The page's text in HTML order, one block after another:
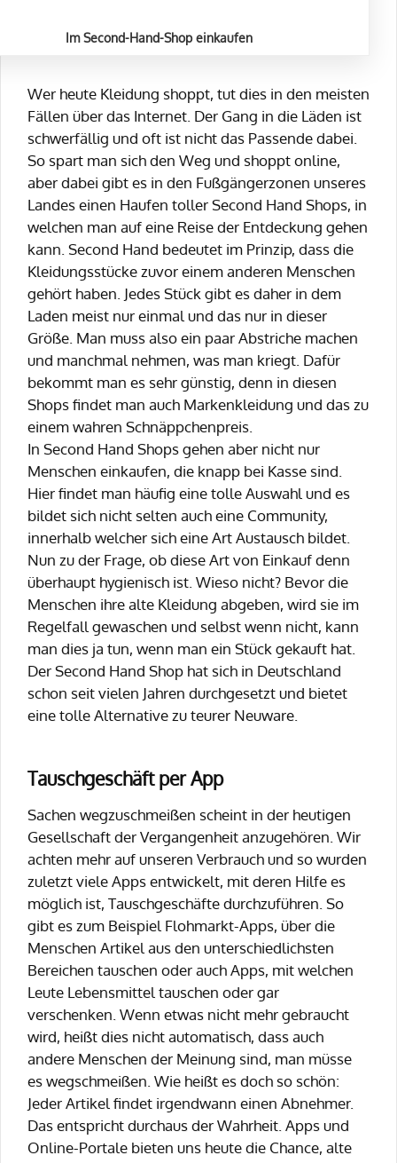
Im Second-Hand-Shop einkaufen
Wer heute Kleidung shoppt, tut dies in den meisten
Fällen über das Internet. Der Gang in die Läden ist
schwerfällig und oft ist nicht das Passende dabei.
So spart man sich den Weg und shoppt online,
aber dabei gibt es in den Fußgängerzonen unseres
Landes einen Haufen toller Second Hand Shops, in
welchen man auf eine Reise der Entdeckung gehen
kann. Second Hand bedeutet im Prinzip, dass die
Kleidungsstücke zuvor einem anderen Menschen
gehört haben. Jedes Stück gibt es daher in dem
Laden meist nur einmal und das nur in dieser
Größe. Man muss also ein paar Abstriche machen
und manchmal nehmen, was man kriegt. Dafür
bekommt man es sehr günstig, denn in diesen
Shops findet man auch Markenkleidung und das zu
einem wahren Schnäppchenpreis.
In Second Hand Shops gehen aber nicht nur
Menschen einkaufen, die knapp bei Kasse sind.
Hier findet man häufig eine tolle Auswahl und es
bildet sich nicht selten auch eine Community,
innerhalb welcher sich eine Art Austausch bildet.
Nun zu der Frage, ob diese Art von Einkauf denn
überhaupt hygienisch ist. Wieso nicht? Bevor die
Menschen ihre alte Kleidung abgeben, wird sie im
Regelfall gewaschen und selbst wenn nicht, kann
man dies ja tun, wenn man ein Stück gekauft hat.
Der Second Hand Shop hat sich in Deutschland
schon seit vielen Jahren durchgesetzt und bietet
eine tolle Alternative zu teurer Neuware.
Tauschgeschäft per App
Sachen wegzuschmeißen scheint in der heutigen
Gesellschaft der Vergangenheit anzugehören. Wir
achten mehr auf unseren Verbrauch und so wurden
zuletzt viele Apps entwickelt, mit deren Hilfe es
möglich ist, Tauschgeschäfte durchzuführen. So
gibt es zum Beispiel Flohmarkt-Apps, über die
Menschen Artikel aus den unterschiedlichsten
Bereichen tauschen oder auch Apps, mit welchen
Leute Lebensmittel tauschen oder gar
verschenken. Wenn etwas nicht mehr gebraucht
wird, heißt dies nicht automatisch, dass auch
andere Menschen der Meinung sind, man müsse
es wegschmeißen. Wie heißt es doch so schön:
Jeder Artikel findet irgendwann einen Abnehmer.
Das entspricht durchaus der Wahrheit. Apps und
Online-Portale bieten uns heute die Chance, alte